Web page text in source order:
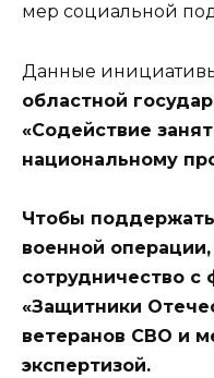
мер социальной
Данные
областной
«Содействие
национальному
Чтобы
военной
сотрудничество
«Защитники
ветеранов СВО и
экспертизой.